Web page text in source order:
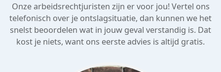
Onze arbeidsrechtjuristen zijn er voor jou! Vertel ons
telefonisch over je ontslagsituatie, dan kunnen we het
snelst beoordelen wat in jouw geval verstandig is. Dat
kost je niets, want ons eerste advies is altijd gratis.